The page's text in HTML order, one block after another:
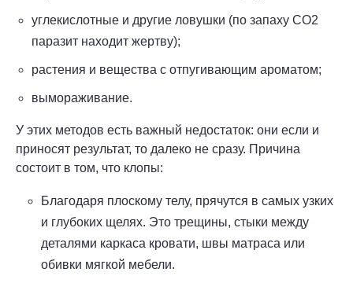
углекислотные и другие ловушки (по запаху CO2
паразит находит жертву);
растения и вещества с отпугивающим ароматом;
вымораживание.
У этих методов есть важный недостаток: они если и
приносят результат, то далеко не сразу. Причина
состоит в том, что клопы:
Благодаря плоскому телу, прячутся в самых узких
и глубоких щелях. Это трещины, стыки между
деталями каркаса кровати, швы матраса или
обивки мягкой мебели.